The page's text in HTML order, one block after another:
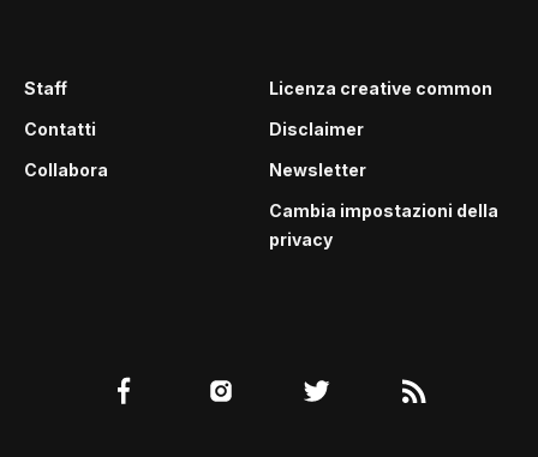
Staff
Contatti
Collabora
Licenza creative common
Disclaimer
Newsletter
Cambia impostazioni della
privacy